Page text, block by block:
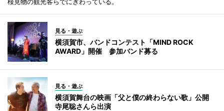
見る・遊ぶ
横須賀市、バンドコンテスト「MIND ROCK
AWARD」開催 参加バンド募る
見る・遊ぶ
横須賀舞台の映画「父と僕の終わらない歌」公開
寺尾聡さんら出演